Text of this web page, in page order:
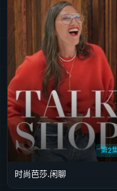
第2
时尚芭莎.闲聊